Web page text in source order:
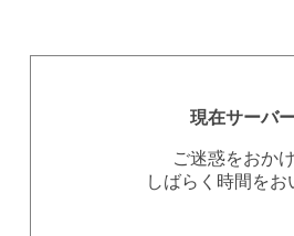
現在サーバ
ご迷惑をおか
しばらく時間を